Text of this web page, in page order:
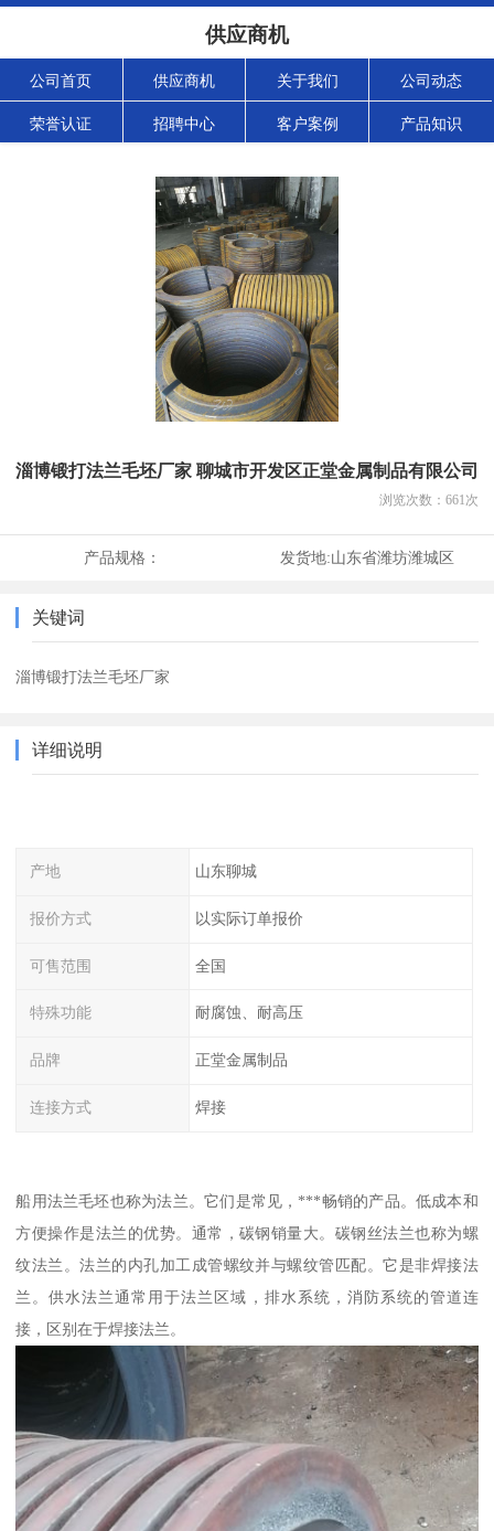
供应商机
公司首页 供应商机 关于我们 公司动态
荣誉认证 招聘中心 客户案例 产品知识
淄博锻打法兰毛坯厂家 聊城市开发区正堂金属制品有限公司
浏览次数： 661次
产品规格： 发货地:山东省潍坊潍城区
关键词
淄博锻打法兰毛坯厂家
详细说明
产地 山东聊城
报价方式 以实际订单报价
可售范围 全国
特殊功能 耐腐蚀、耐高压
品牌 正堂金属制品
连接方式 焊接
船用法兰毛坯也称为法兰。它们是常见，***畅销的产品。低成本和
方便操作是法兰的优势。通常，碳钢销量大。碳钢丝法兰也称为螺
纹法兰。法兰的内孔加工成管螺纹并与螺纹管匹配。它是非焊接法
兰。供水法兰通常用于法兰区域，排水系统，消防系统的管道连
接，区别在于焊接法兰。